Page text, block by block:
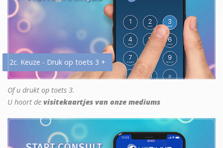
2c. Keuze - Druk op toets 3 +
Of u drukt op toets 3.
U hoort de visitekaartjes van onze mediums